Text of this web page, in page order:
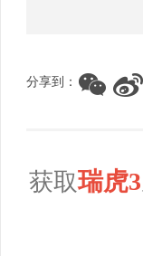
分享到：
获取瑞虎3